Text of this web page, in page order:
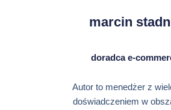
marcin
doradca e-
Autor to menedżer z
doświadczeniem w